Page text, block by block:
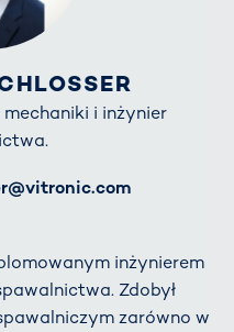
i inżynier
inżynierem
Zdobył
zarówno w